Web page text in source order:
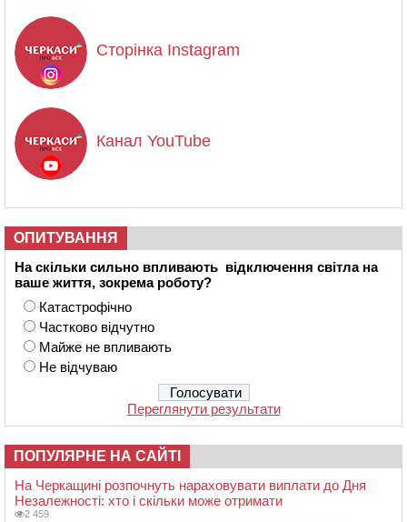
Сторінка Instagram
Канал YouTube
ОПИТУВАННЯ
На скільки сильно впливають відключення світла на
ваше життя, зокрема роботу?
Катастрофічно
Частково відчутно
Майже не впливають
Не відчуваю
Переглянути результати
ПОПУЛЯРНЕ НА САЙТІ
На Черкащині розпочнуть нараховувати виплати до Дня
Незалежності: хто і скільки може отримати
2 459